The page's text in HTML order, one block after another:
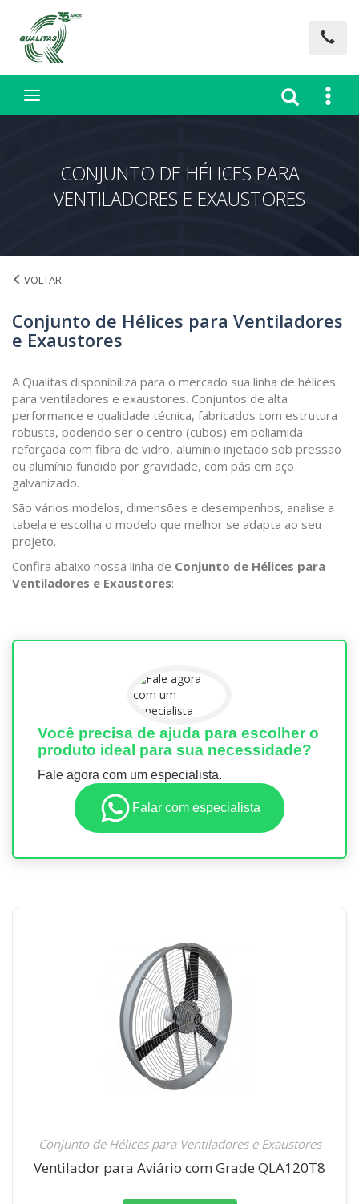
CONJUNTO DE HÉLICES PARA
VENTILADORES E EXAUSTORES
ACESSÓRIOS
Conjunto de Hélices para Ventiladores
e Exaustores
A Qualitas disponibiliza para o mercado sua linha de hélices
para ventiladores e exaustores. Conjuntos de alta
performance e qualidade técnica, fabricados com estrutura
robusta, podendo ser o centro (cubos) em poliamida
reforçada com fibra de vidro, alumínio injetado sob pressão
ou alumínio fundido por gravidade, com pás em aço
galvanizado.
São vários modelos, dimensões e desempenhos, analise a
tabela e escolha o modelo que melhor se adapta ao seu
projeto.
Confira abaixo nossa linha de Conjunto de Hélices para
Ventiladores e Exaustores:
Você precisa de ajuda para escolher o
produto ideal para sua necessidade?
Fale agora com um especialista.
Falar com especialista
Conjunto de Hélices para Ventiladores e Exaustores
Ventilador para Aviário com Grade QLA120T8